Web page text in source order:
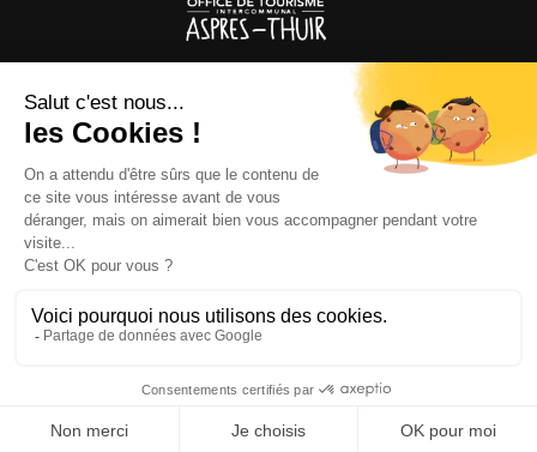
OFFICE DE TOURISME
ASPRES-THUIR
Boulevard Violet, 66300 Thuir
Tél. +33 4 68 53 45 86
L’OFFICE DE TOURISME
Actualités
Brochures